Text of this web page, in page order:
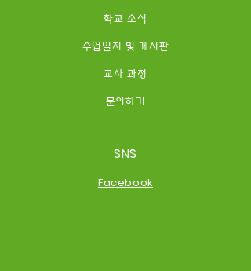
학교 소식
수업일지 및 게시판
교사 과정
​문의하기
SNS
Facebook